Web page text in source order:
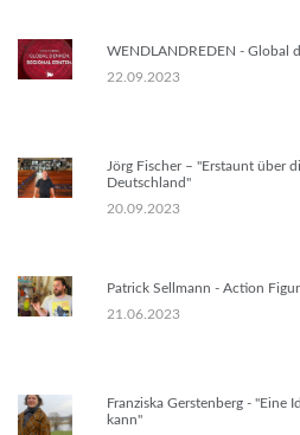
WENDLANDREDEN - Global
22.09.2023
Jörg Fischer – "Erstaunt über
Deutschland"
20.09.2023
Patrick Sellmann - Action
21.06.2023
Franziska Gerstenberg - "Eine
kann"